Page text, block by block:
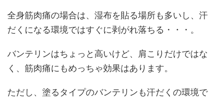
全身筋肉痛の場合は、湿布を貼る場所も多いし、汗
だくになる環境ではすぐに剥がれ落ちる・・・。
バンテリンはちょっと高いけど、肩こりだけではな
く、筋肉痛にもめっちゃ効果はあります。
ただし、塗るタイプのバンテリンも汗だくの環境で